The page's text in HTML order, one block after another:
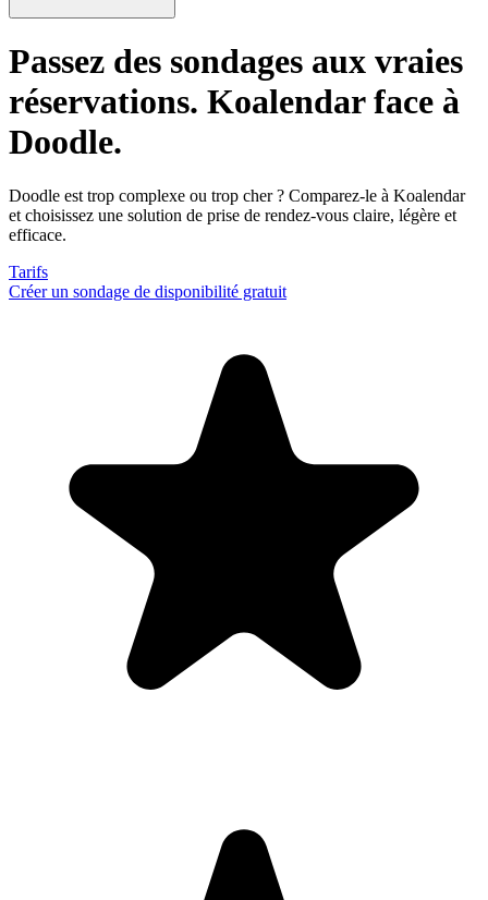
Passez des sondages aux vraies
réservations. Koalendar face à
Doodle.
Doodle est trop complexe ou trop cher ? Comparez-le à Koalendar
et choisissez une solution de prise de rendez-vous claire, légère et
efficace.
Tarifs
Créer un sondage de disponibilité gratuit